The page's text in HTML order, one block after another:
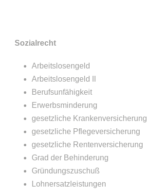
Sozialrecht
Arbeitslosengeld
Arbeitslosengeld II
Berufsunfähigkeit
Erwerbsminderung
gesetzliche Krankenversicherung
gesetzliche Pflegeversicherung
gesetzliche Rentenversicherung
Grad der Behinderung
Gründungszuschuß
Lohnersatzleistungen